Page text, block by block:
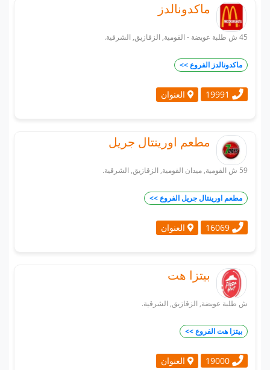
ماكدونالدز
45 ش طلبة عويضة - القومية, الزقازيق, الشرقية.
ماكدونالدز الفروع >>
العنوان
مطعم اورينتال جريل
59 ش القومية, ميدان القومية, الزقازيق, الشرقية.
مطعم اورينتال جريل الفروع >>
16069 العنوان
بيتزا هت
ش طلبة عويضة, الزقازيق, الشرقية.
بيتزا هت الفروع >>
19000 العنوان